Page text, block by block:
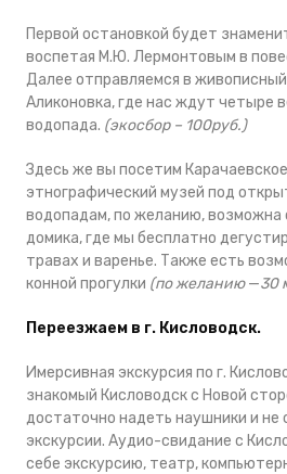
Первой остановкой будет
воспетая М.Ю. Лермонтовым в
Далее отправляемся в живописный
Аликоновка, где нас ждут четыре
водопада. (экосбор – 100руб.)
Здесь же вы посетим
этнографический музей под
водопадам, по желанию, возможна
домика, где мы бесплатно
травах и варенье. Также есть
конной прогулки (по желанию—30
Переезжаем в г. Кисловодск.
Имерсивная экскурсия по г.
знакомый Кисловодск с Новой
достаточно надеть наушники и не
экскурсии. Аудио-свидание с
себе экскурсию, театр,